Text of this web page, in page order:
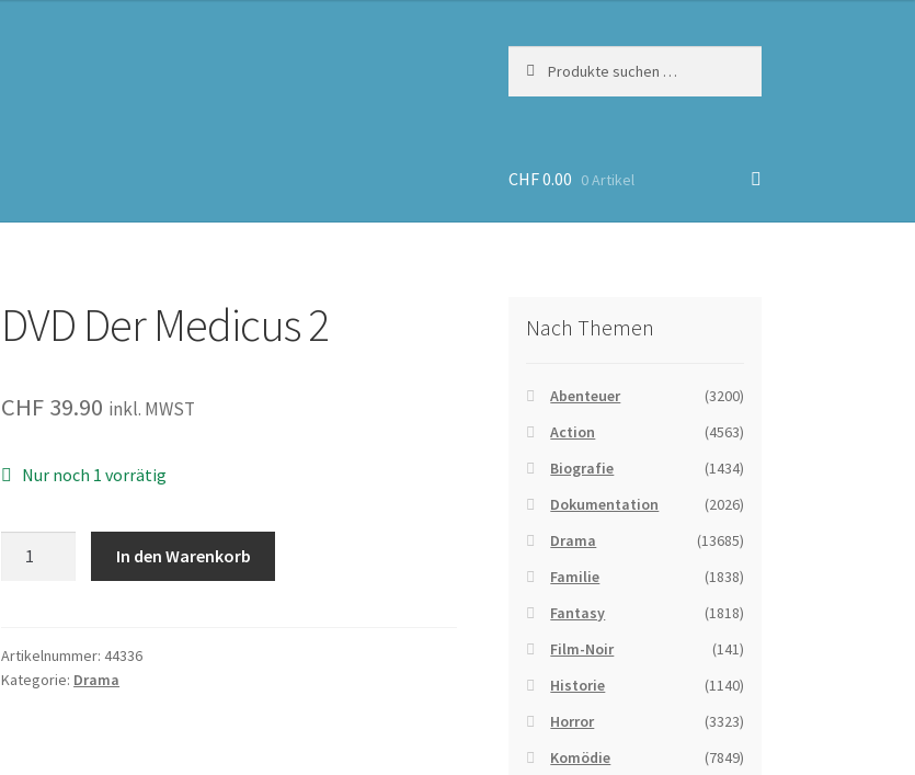
nach:
CHF0.00 0 Artikel
DVD Der Medicus 2
CHF 39.90 inkl. MWST
Nur noch 1 vorrätig
In den Warenkorb
Artikelnummer:44336
Kategorie: Drama
Nach Themen
Abenteuer
(3200)
Action
(4563)
Biografie
(1434)
Dokumentation
(2026)
Drama
(13685)
Familie
(1838)
Fantasy
(1818)
Film-Noir
(141)
Historie
(1140)
Horror
(3323)
Komödie
(7849)